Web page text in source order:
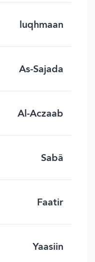
luqhmaan
As-Sajada
Al-Aczaab
Sabâ
Faatir
Yaasiin